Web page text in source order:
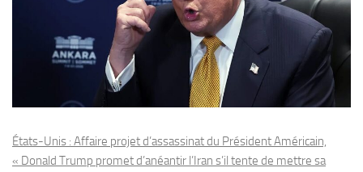
États-Unis : Affaire projet d’assassinat du Président Américain,
« Donald Trump promet d’anéantir l’Iran s’il tente de mettre sa